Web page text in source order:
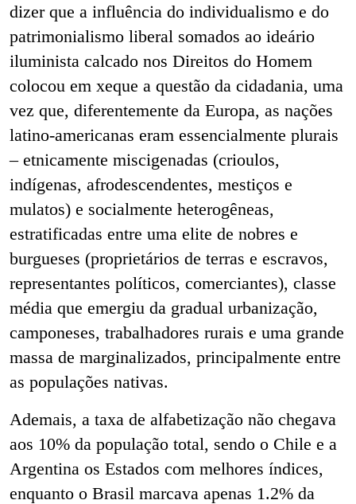
dizer que a influência do individualismo e do
patrimonialismo liberal somados ao ideário
iluminista calcado nos Direitos do Homem
colocou em xeque a questão da cidadania, uma
vez que, diferentemente da Europa, as nações
latino-americanas eram essencialmente plurais
– etnicamente miscigenadas (crioulos,
indígenas, afrodescendentes, mestiços e
mulatos) e socialmente heterogêneas,
estratificadas entre uma elite de nobres e
burgueses (proprietários de terras e escravos,
representantes políticos, comerciantes), classe
média que emergiu da gradual urbanização,
camponeses, trabalhadores rurais e uma grande
massa de marginalizados, principalmente entre
as populações nativas.
Ademais, a taxa de alfabetização não chegava
aos 10% da população total, sendo o Chile e a
Argentina os Estados com melhores índices,
enquanto o Brasil marcava apenas 1.2% da